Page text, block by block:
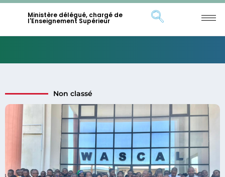
Ministère délégué, chargé de
l'Enseignement Supérieur
Non classé